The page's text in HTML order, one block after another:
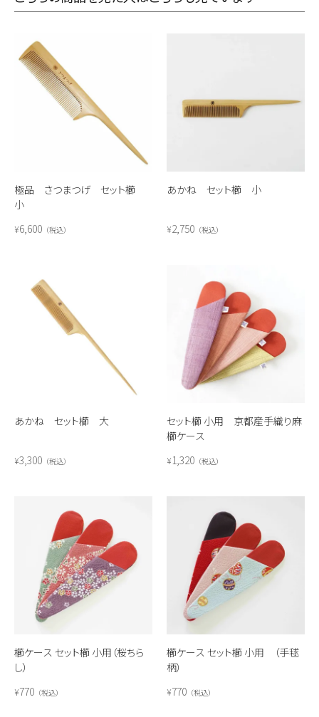
極品 さつまつげ セット櫛
小
¥6,600 税込
あかね セット櫛 小
¥2,750 税込
あかね セット櫛 大
¥3,300 税込
セット櫛 小用 京都産手織り麻
櫛ケース
¥1,320 税込
櫛ケース セット櫛 小用（桜ちら
し）
¥770 税込
櫛ケース セット櫛 小用 （手毬
柄）
¥770 税込